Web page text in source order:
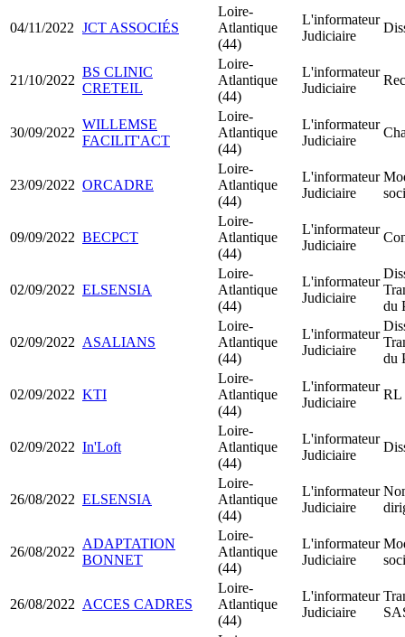
04/11/2022 JCT ASSOCIÉS
Loire-
Atlantique
(44)
L'informateur
Judiciaire
21/10/2022
BS CLINIC
CRETEIL
Loire-
Atlantique
(44)
L'informateur
Judiciaire
30/09/2022
WILLEMSE
FACILIT'ACT
Loire-
Atlantique
(44)
L'informateur
Judiciaire
23/09/2022 ORCADRE
Loire-
Atlantique
(44)
L'informateur
Judiciaire
09/09/2022 BECPCT
Loire-
Atlantique
(44)
L'informateur
Judiciaire
02/09/2022 ELSENSIA
Loire-
Atlantique
(44)
L'informateur
Judiciaire
du
02/09/2022 ASALIANS
Loire-
Atlantique
(44)
L'informateur
Judiciaire
du
02/09/2022 KTI
Loire-
Atlantique
(44)
L'informateur
Judiciaire
RL
02/09/2022 In'Loft
Loire-
Atlantique
(44)
L'informateur
Judiciaire
26/08/2022 ELSENSIA
Loire-
Atlantique
(44)
L'informateur
Judiciaire
26/08/2022
ADAPTATION
BONNET
Loire-
Atlantique
(44)
L'informateur
Judiciaire
26/08/2022 ACCES CADRES
Loire-
Atlantique
(44)
L'informateur
Judiciaire